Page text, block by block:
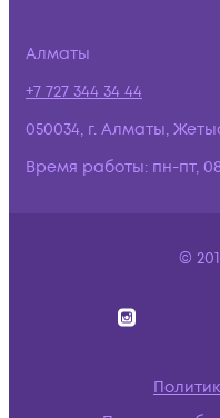
Алматы
+7 727 344 34 44
050034, г. Алматы,
Время работы: пн-пт,
©